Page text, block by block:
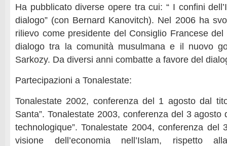
Ha pubblicato diverse opere tra cui: “ I confini
dialogo” (con Bernard Kanovitch). Nel 2006 ha
rilievo come presidente del Consiglio Francese
dialogo tra la comunità musulmana e il nuovo
Sarkozy. Da diversi anni combatte a favore del
Partecipazioni a Tonalestate:
Tonalestate 2002, conferenza del 1 agosto dal
Santa”. Tonalestate 2003, conferenza del 3 agosto
technologique”. Tonalestate 2004, conferenza del
visione dell’economia nell’Islam, rispetto